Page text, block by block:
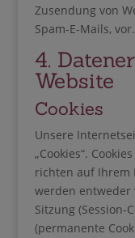
Zusendung von
Spam-E-Mails, vor.
4.
Website
Cookies
Unsere
„Cookies“.
richten auf Ihrem
werden
Sitzung (Session-
(permanente